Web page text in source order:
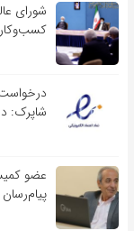
شاپرک:
عضو